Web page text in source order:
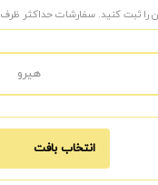
حداکثر ظرف 24 الی 48 ساعت کاری به دست شما میرسد.